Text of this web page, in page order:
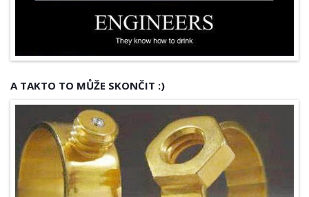
A TAKTO TO MŮŽE SKONČIT :)